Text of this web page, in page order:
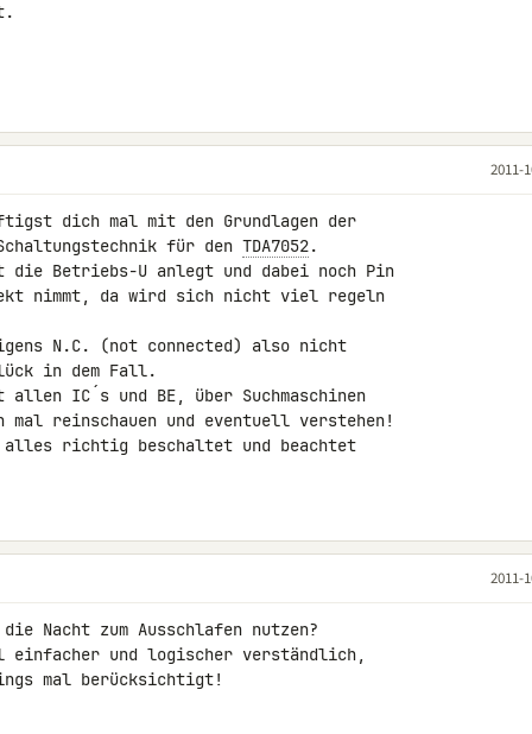
2011-
dich mal mit den Grundlagen der
für den TDA7052.
die Betriebs-U anlegt und dabei noch Pin
nimmt, da wird sich nicht viel regeln
N.C. (not connected) also nicht
in dem Fall.
IC´s und BE, über Suchmaschinen
reinschauen und eventuell verstehen!
alles richtig beschaltet und beachtet
2011-
Nacht zum Ausschlafen nutzen?
und logischer verständlich,
mal berücksichtigt!